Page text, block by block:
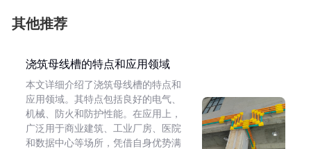
其他推荐
浇筑母线槽的特点和应用领域
本文详细介绍了浇筑母线槽的特点和
应用领域。其特点包括良好的电气、
机械、防火和防护性能。在应用上，
广泛用于商业建筑、工业厂房、医院
和数据中心等场所，凭借自身优势满